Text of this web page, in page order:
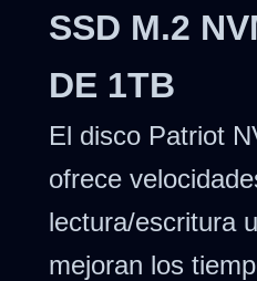
SSD M.2
DE 1TB
El disco Patriot
ofrece
lectura/escritura
mejoran los